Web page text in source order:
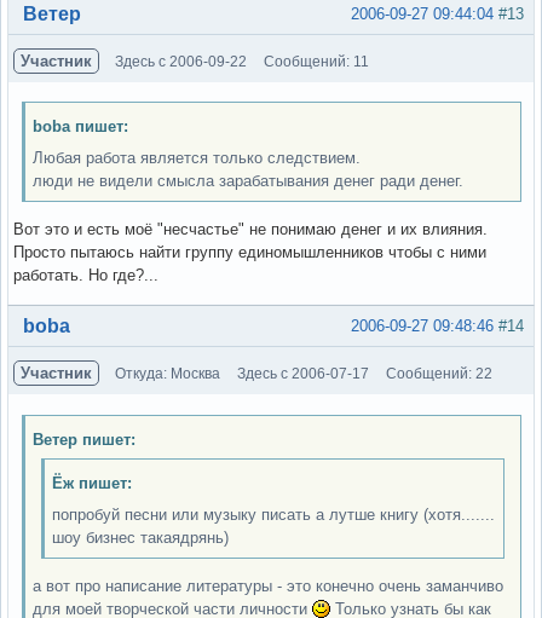
Вне форума #13
2006-09-27 09:44:04
Ветер
Участник Здесь с 2006-09-22 Сообщений: 11
boba пишет:
Любая работа является только следствием.
люди не видели смысла зарабатывания денег ради денег.
Вот это и есть моё "несчастье" не понимаю денег и их влияния.
Просто пытаюсь найти группу единомышленников чтобы с ними
работать. Но где?...
Вне форума #14
2006-09-27 09:48:46
boba
Участник Откуда: Москва Здесь с 2006-07-17 Сообщений: 22
Ветер пишет:
Ёж пишет:
попробуй песни или музыку писать а лутше книгу (хотя.......
шоу бизнес такаядрянь)
а вот про написание литературы - это конечно очень заманчиво
для моей творческой части личности
Только узнать бы как